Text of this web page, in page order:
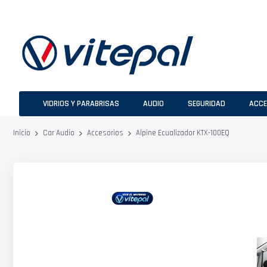
VIDRIOS Y PARABRISAS AUDIO SEGURIDAD
Inicio Car Audio Accesorios Alpine Ecualizador KTX-100EQ